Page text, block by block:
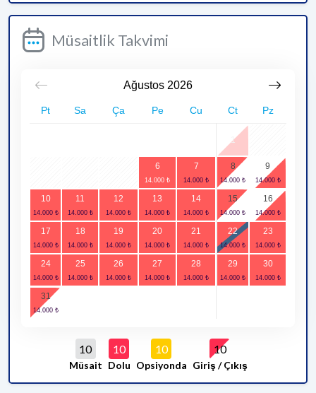
Müsaitlik Takvimi
Ağustos 2026
Pt Sa Ça Pe Cu Ct Pz
1
6 7 8 9
10 11 12 13 14 15 16
17 18 19 20 21 22 23
24 25 26 27 28 29 30
31
10
Müsait
10
Dolu
10
Opsiyonda
10
Giriş / Çıkış